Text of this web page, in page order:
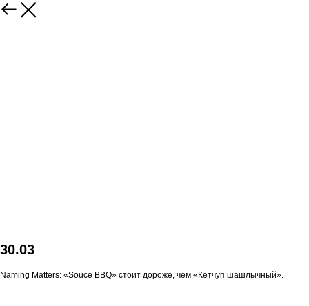
30.03
Naming Matters: «Souce BBQ» стоит дороже, чем «Кетчуп шашлычный».